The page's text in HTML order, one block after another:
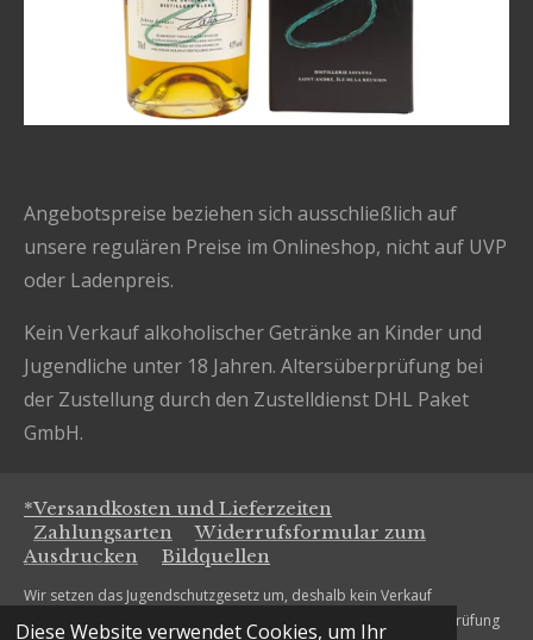
Diese Website verwendet Cookies, um Ihr
Angebotspreise beziehen sich ausschließlich auf
unsere regulären Preise im Onlineshop, nicht auf UVP
oder Ladenpreis.
Kein Verkauf alkoholischer Getränke an Kinder und
Jugendliche unter 18 Jahren. Altersüberprüfung bei
der Zustellung durch den Zustelldienst DHL Paket
GmbH.
*Versandkosten und Lieferzeiten
Zahlungsarten
Widerrufsformular zum
Ausdrucken
Bildquellen
Wir setzen das Jugendschutzgesetz um, deshalb kein Verkauf
alkoholischer Getränke an Personen unter 18 Jahren. Die Altersprüfung